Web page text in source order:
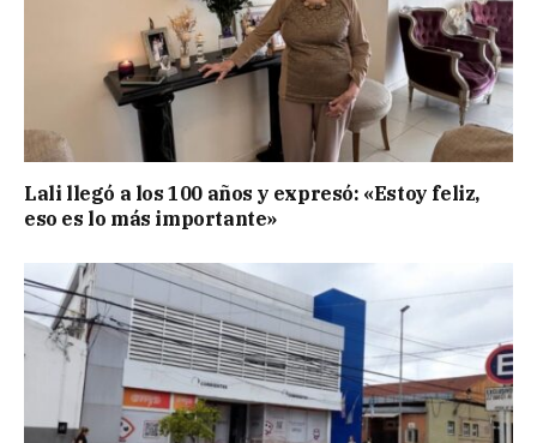
Lali llegó a los 100 años y expresó: «Estoy feliz,
eso es lo más importante»